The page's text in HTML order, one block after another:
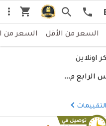
call
search
shopping_cart
more_vert
اونلاين
الرابع م...
التقييمات
السعر من الأقل السعر من